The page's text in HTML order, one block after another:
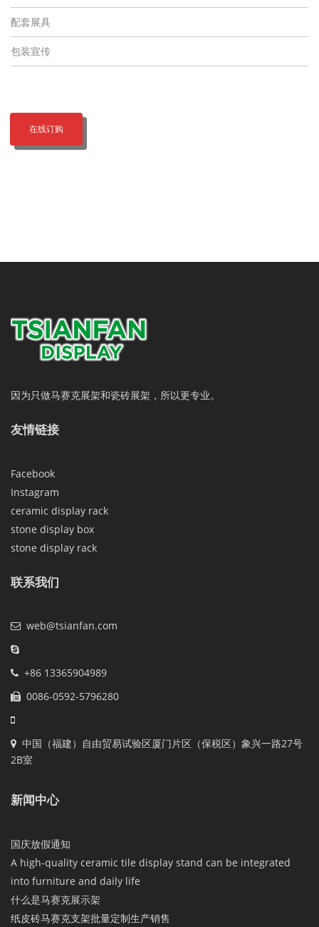
配套展具
包装宣传
在线订购
因为只做马赛克展架和瓷砖展架，所以更专业。
友情链接
Facebook
Instagram
ceramic display rack
stone display box
stone display rack
联系我们
web@tsianfan.com
+86 13365904989
0086-0592-5796280
中国（福建）自由贸易试验区厦门片区（保税区）象兴一路27号
2B室
新闻中心
国庆放假通知
A high-quality ceramic tile display stand can be integrated
into furniture and daily life
什么是马赛克展示架
纸皮砖马赛克支架批量定制生产销售